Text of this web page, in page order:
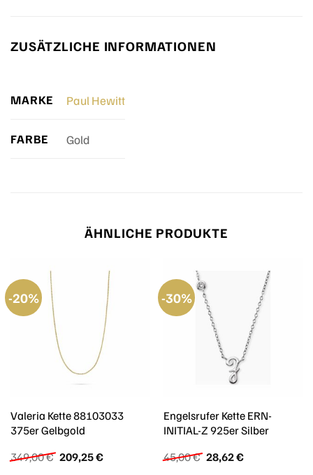
ZUSÄTZLICHE INFORMATIONEN
MARKE Paul Hewitt
FARBE Gold
ÄHNLICHE PRODUKTE
-20%
Valeria Kette 88103033
375er Gelbgold
349,00€ Ursprünglicher
Preis
209,25€Aktueller
-30%
Engelsrufer Kette ERN-
INITIAL-Z 925er Silber
45,00€ Ursprünglicher
Preis
28,62€Aktueller